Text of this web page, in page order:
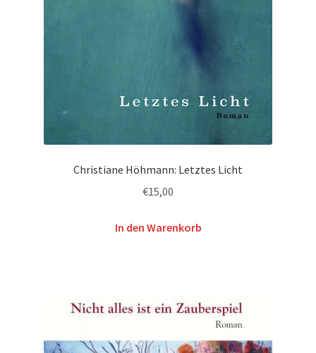
Christiane Höhmann: Letztes Licht
€15,00
In den Warenkorb